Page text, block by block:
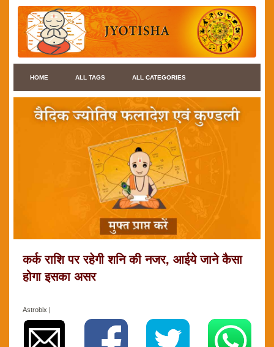
HOME ALL TAGS ALL CATEGORIES
कर्क राशि पर रहेगी शनि की नजर, आईये जाने कैसा
होगा इसका असर
Astrobix |